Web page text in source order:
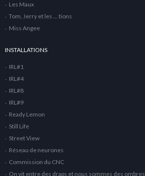
Les Maux
Tom, Jerry et les … tions
Miss Angee
INSTALLATIONS
IRL#1
IRL#4
IRL#8
IRL#9
Ready Lemon
Still Life
Street View
Réseau de neurones
Commission du CNC
On vit entre des draps et nous sommes des ombres